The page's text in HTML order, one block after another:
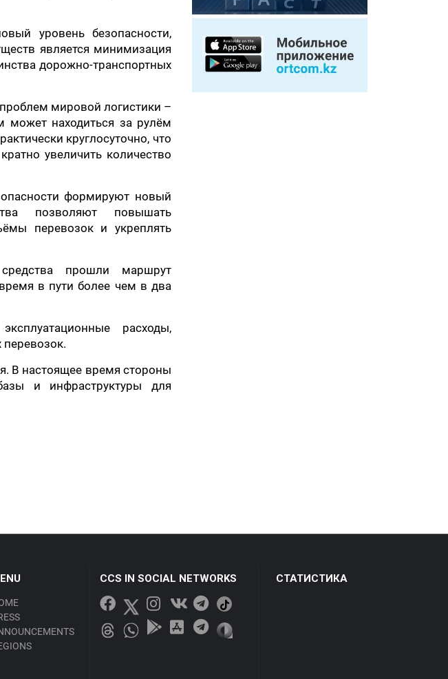
уровень безопасности,
является минимизация
дорожно-транспортных
мировой логистики –
может находиться за рулём
круглосуточно, что
увеличить количество
формируют новый
позволяют повышать
перевозок и укреплять
прошли маршрут
в пути более чем в два
расходы,
В настоящее время стороны
и инфраструктуры для
CCS IN SOCIAL NETWORKS СТАТИСТИКА